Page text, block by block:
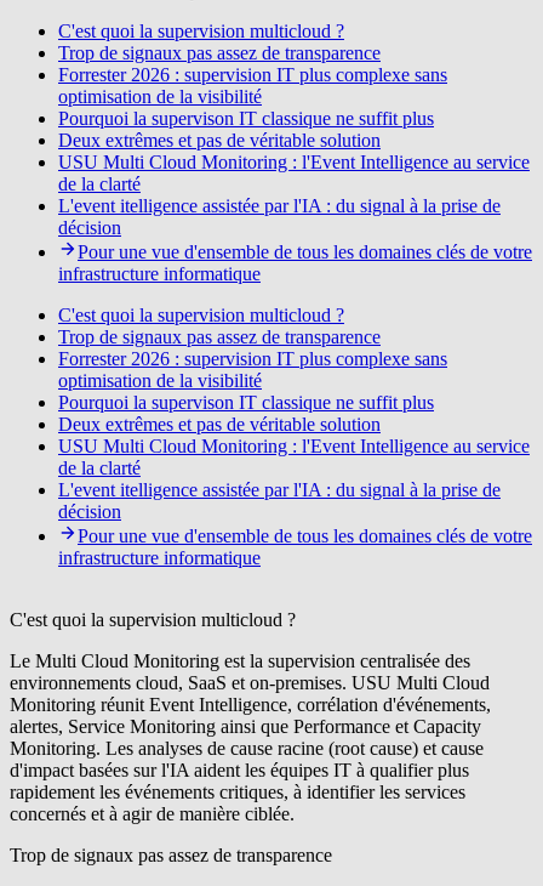
C'est quoi la supervision multicloud ?
Trop de signaux pas assez de transparence
Forrester 2026 : supervision IT plus complexe sans
optimisation de la visibilité
Pourquoi la supervison IT classique ne suffit plus
Deux extrêmes et pas de véritable solution
USU Multi Cloud Monitoring : l'Event Intelligence au service
de la clarté
L'event itelligence assistée par l'IA : du signal à la prise de
décision
Pour une vue d'ensemble de tous les domaines clés de votre
infrastructure informatique
C'est quoi la supervision multicloud ?
Trop de signaux pas assez de transparence
Forrester 2026 : supervision IT plus complexe sans
optimisation de la visibilité
Pourquoi la supervison IT classique ne suffit plus
Deux extrêmes et pas de véritable solution
USU Multi Cloud Monitoring : l'Event Intelligence au service
de la clarté
L'event itelligence assistée par l'IA : du signal à la prise de
décision
Pour une vue d'ensemble de tous les domaines clés de votre
infrastructure informatique
C'est quoi la supervision multicloud ?
Le Multi Cloud Monitoring est la supervision centralisée des
environnements cloud, SaaS et on-premises. USU Multi Cloud
Monitoring réunit Event Intelligence, corrélation d'événements,
alertes, Service Monitoring ainsi que Performance et Capacity
Monitoring. Les analyses de cause racine (root cause) et cause
d'impact basées sur l'IA aident les équipes IT à qualifier plus
rapidement les événements critiques, à identifier les services
concernés et à agir de manière ciblée.
Trop de signaux pas assez de transparence